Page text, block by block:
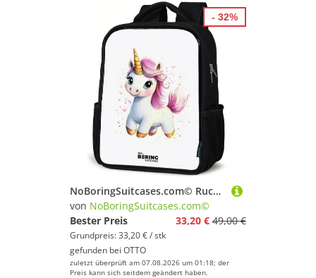
NoBoringSuitcases.com© Rucksack Weißes Einhorn mit rosa Mähne, Kinderrucksack Schwarz, Schulrucksack, Freizeitrucksack Jungen Mädchen
von NoBoringSuitcases.com©
Bester Preis
33,20 € 49,00 €
Grundpreis: 33,20 € / stk
gefunden bei OTTO
zuletzt überprüft am 07.08.2026 um 01:18; der
Preis kann sich seitdem geändert haben.
- 32%